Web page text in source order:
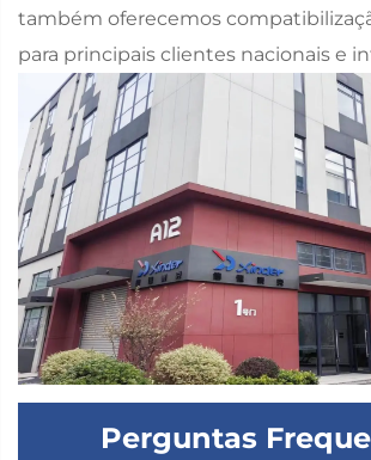
também oferecemos
para principais clientes nacionais e
Perguntas